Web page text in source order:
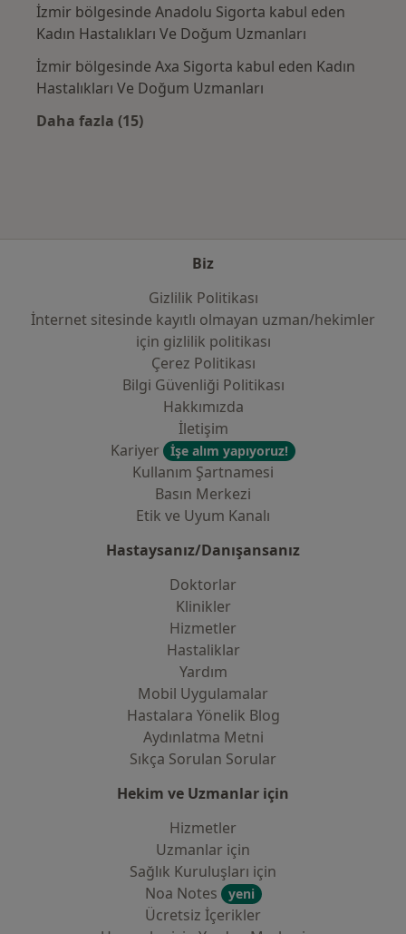
İzmir bölgesinde Anadolu Sigorta kabul eden
Kadın Hastalıkları Ve Doğum Uzmanları
İzmir bölgesinde Axa Sigorta kabul eden Kadın
Hastalıkları Ve Doğum Uzmanları
Daha fazla (15)
Biz
Gizlilik Politikası
İnternet sitesinde kayıtlı olmayan uzman/hekimler
i̇çin gizlilik politikası
Çerez Politikası
Bilgi Güvenliği Politikası
Hakkımızda
İletişim
Kariyer
İşe alım yapıyoruz!
Kullanım Şartnamesi
Basın Merkezi
Etik ve Uyum Kanalı
Hastaysanız/Danışansanız
Doktorlar
Klinikler
Hizmetler
Hastaliklar
Yardım
Mobil Uygulamalar
Hastalara Yönelik Blog
Aydınlatma Metni
Sıkça Sorulan Sorular
Hekim ve Uzmanlar için
Hizmetler
Uzmanlar için
Sağlık Kuruluşları için
Noa Notes
yeni
Ücretsiz İçerikler